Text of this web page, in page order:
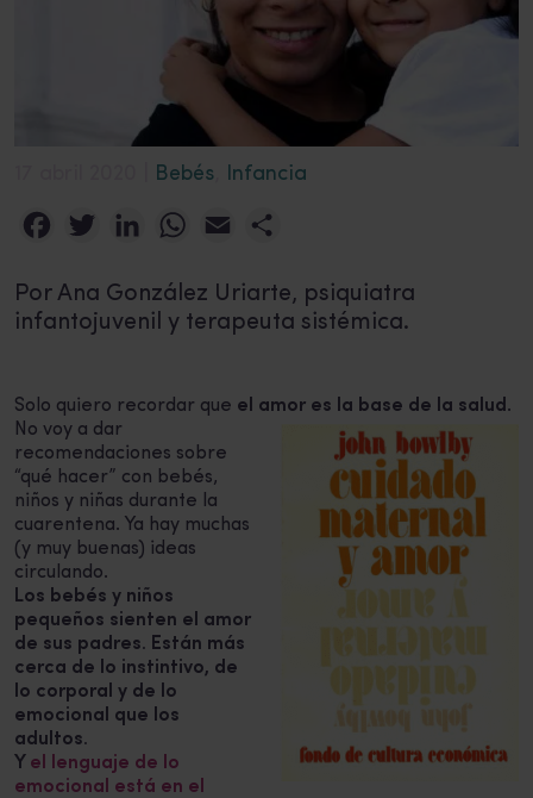
Bebés Infancia
FacebookTwitterLinkedInWhatsApp
Email
Por Ana González Uriarte, psiquiatra
infantojuvenil y terapeuta sistémica.
Solo quiero recordar que el amor es la base de la salud .
No voy a dar
recomendaciones sobre
“qué hacer” con bebés,
niños y niñas durante la
cuarentena. Ya hay muchas
(y muy buenas) ideas
circulando.
Los bebés y niños
pequeños sienten el amor
de sus padres. Están más
cerca de lo instintivo, de
lo corporal y de lo
emocional que los
adultos.
Y el lenguaje de lo
emocional está en el